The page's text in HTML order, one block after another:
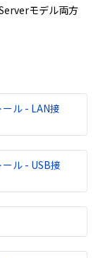
モデル両方
ル - LAN接
ル - USB接